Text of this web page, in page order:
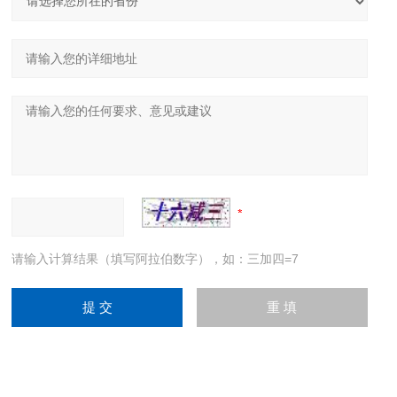
请输入计算结果（填写阿拉伯数字），如：三加四=7